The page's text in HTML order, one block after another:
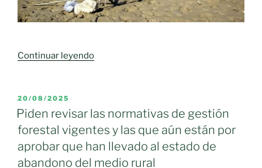
a
11
Continuar leyendo«Vega
4
hm³
una
PUBLICADO
EL
20/08/2025
Piden revisar las normativas de gestión
forestal vigentes y las que aún están por
aprobar que han llevado al estado de
abandono del medio rural